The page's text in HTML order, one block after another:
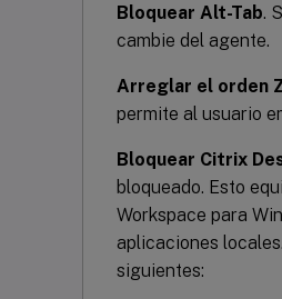
Bloquear Alt-Tab.
cambie del agente.
Arreglar el orden
permite al usuario
Bloquear Citrix
bloqueado. Esto
Workspace para
aplicaciones
siguientes: